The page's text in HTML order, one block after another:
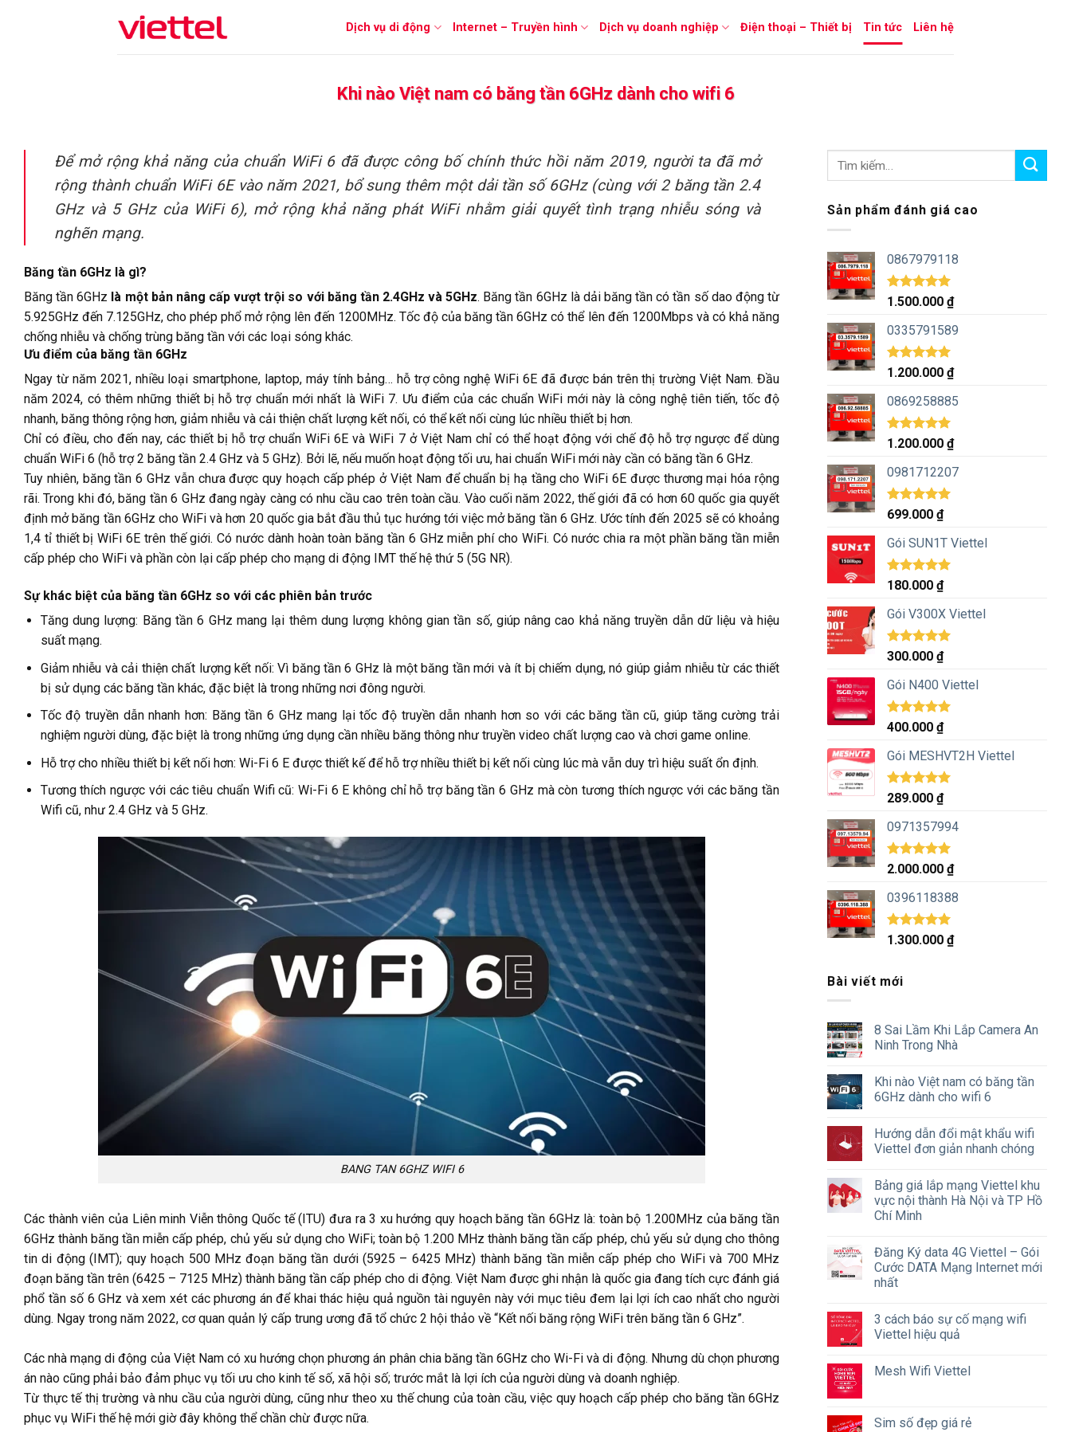
Dịch vụ di động Internet – Truyền hình Dịch vụ doanh nghiệp Điện thoại – Thiết bị Tin tức Liên hệ
Khi nào Việt nam có băng tần 6GHz dành cho wifi 6
Để mở rộng khả năng của chuẩn WiFi 6 đã được công bố chính thức hồi năm 2019, người ta đã mở
rộng thành chuẩn WiFi 6E vào năm 2021, bổ sung thêm một dải tần số 6GHz (cùng với 2 băng tần 2.4
GHz và 5 GHz của WiFi 6), mở rộng khả năng phát WiFi nhằm giải quyết tình trạng nhiễu sóng và
nghẽn mạng.
Băng tần 6GHz là gì?
Băng tần 6GHz là một bản nâng cấp vượt trội so với băng tần 2.4GHz và 5GHz. Băng tần 6GHz là dải băng tần có tần số dao động từ
5.925GHz đến 7.125GHz, cho phép phổ mở rộng lên đến 1200MHz. Tốc độ của băng tần 6GHz có thể lên đến 1200Mbps và có khả năng
chống nhiễu và chống trùng băng tần với các loại sóng khác.
Ưu điểm của băng tần 6GHz
Ngay từ năm 2021, nhiều loại smartphone, laptop, máy tính bảng… hỗ trợ công nghệ WiFi 6E đã được bán trên thị trường Việt Nam. Đầu
năm 2024, có thêm những thiết bị hỗ trợ chuẩn mới nhất là WiFi 7. Ưu điểm của các chuẩn WiFi mới này là công nghệ tiên tiến, tốc độ
nhanh, băng thông rộng hơn, giảm nhiễu và cải thiện chất lượng kết nối, có thể kết nối cùng lúc nhiều thiết bị hơn.
Chỉ có điều, cho đến nay, các thiết bị hỗ trợ chuẩn WiFi 6E và WiFi 7 ở Việt Nam chỉ có thể hoạt động với chế độ hỗ trợ ngược để dùng
chuẩn WiFi 6 (hỗ trợ 2 băng tần 2.4 GHz và 5 GHz). Bởi lẽ, nếu muốn hoạt động tối ưu, hai chuẩn WiFi mới này cần có băng tần 6 GHz.
Tuy nhiên, băng tần 6 GHz vẫn chưa được quy hoạch cấp phép ở Việt Nam để chuẩn bị hạ tầng cho WiFi 6E được thương mại hóa rộng
rãi. Trong khi đó, băng tần 6 GHz đang ngày càng có nhu cầu cao trên toàn cầu. Vào cuối năm 2022, thế giới đã có hơn 60 quốc gia quyết
định mở băng tần 6GHz cho WiFi và hơn 20 quốc gia bắt đầu thủ tục hướng tới việc mở băng tần 6 GHz. Ước tính đến 2025 sẽ có khoảng
1,4 tỉ thiết bị WiFi 6E trên thế giới. Có nước dành hoàn toàn băng tần 6 GHz miễn phí cho WiFi. Có nước chia ra một phần băng tần miễn
cấp phép cho WiFi và phần còn lại cấp phép cho mạng di động IMT thế hệ thứ 5 (5G NR).
Sự khác biệt của băng tần 6GHz so với các phiên bản trước
Tăng dung lượng: Băng tần 6 GHz mang lại thêm dung lượng không gian tần số, giúp nâng cao khả năng truyền dẫn dữ liệu và hiệu
suất mạng.
Giảm nhiễu và cải thiện chất lượng kết nối: Vì băng tần 6 GHz là một băng tần mới và ít bị chiếm dụng, nó giúp giảm nhiễu từ các thiết
bị sử dụng các băng tần khác, đặc biệt là trong những nơi đông người.
Tốc độ truyền dẫn nhanh hơn: Băng tần 6 GHz mang lại tốc độ truyền dẫn nhanh hơn so với các băng tần cũ, giúp tăng cường trải
nghiệm người dùng, đặc biệt là trong những ứng dụng cần nhiều băng thông như truyền video chất lượng cao và chơi game online.
Hỗ trợ cho nhiều thiết bị kết nối hơn: Wi-Fi 6 E được thiết kế để hỗ trợ nhiều thiết bị kết nối cùng lúc mà vẫn duy trì hiệu suất ổn định.
Tương thích ngược với các tiêu chuẩn Wifi cũ: Wi-Fi 6 E không chỉ hỗ trợ băng tần 6 GHz mà còn tương thích ngược với các băng tần
Wifi cũ, như 2.4 GHz và 5 GHz.
BANG TAN 6GHZ WIFI 6
Các thành viên của Liên minh Viễn thông Quốc tế (ITU) đưa ra 3 xu hướng quy hoạch băng tần 6GHz là: toàn bộ 1.200MHz của băng tần
6GHz thành băng tần miễn cấp phép, chủ yếu sử dụng cho WiFi; toàn bộ 1.200 MHz thành băng tần cấp phép, chủ yếu sử dụng cho thông
tin di động (IMT); quy hoạch 500 MHz đoạn băng tần dưới (5925 – 6425 MHz) thành băng tần miễn cấp phép cho WiFi và 700 MHz
đoạn băng tần trên (6425 – 7125 MHz) thành băng tần cấp phép cho di động. Việt Nam được ghi nhận là quốc gia đang tích cực đánh giá
phổ tần số 6 GHz và xem xét các phương án để khai thác hiệu quả nguồn tài nguyên này với mục tiêu đem lại lợi ích cao nhất cho người
dùng. Ngay trong năm 2022, cơ quan quản lý cấp trung ương đã tổ chức 2 hội thảo về “Kết nối băng rộng WiFi trên băng tần 6 GHz”.
Các nhà mạng di động của Việt Nam có xu hướng chọn phương án phân chia băng tần 6GHz cho Wi-Fi và di động. Nhưng dù chọn phương
án nào cũng phải bảo đảm phục vụ tối ưu cho kinh tế số, xã hội số; trước mắt là lợi ích của người dùng và doanh nghiệp.
Từ thực tế thị trường và nhu cầu của người dùng, cũng như theo xu thế chung của toàn cầu, việc quy hoạch cấp phép cho băng tần 6GHz
phục vụ WiFi thế hệ mới giờ đây không thể chần chừ được nữa.
Sản phẩm đánh giá cao
0867979118
Được xếp
5 sao
1.500.000 ₫
0335791589
Được xếp
5 sao
1.200.000 ₫
0869258885
Được xếp
5 sao
1.200.000 ₫
0981712207
Được xếp
5.00
5 sao
699.000 ₫
Gói SUN1T Viettel
Được xếp
5.00
5 sao
180.000 ₫
Gói V300X Viettel
Được xếp
5.00
5 sao
300.000 ₫
Gói N400 Viettel
Được xếp
5.00
5 sao
400.000 ₫
Gói MESHVT2H Viettel
Được xếp
5.00
5 sao
289.000 ₫
0971357994
Được xếp
5 sao
2.000.000 ₫
0396118388
Được xếp
1.300.000 ₫
Bài viết mới
8 Sai Lầm Khi Lắp Camera An
Ninh Trong Nhà
Khi nào Việt nam có băng tần
6GHz dành cho wifi 6
Hướng dẫn đổi mật khẩu wifi
Viettel đơn giản nhanh chóng
Bảng giá lắp mạng Viettel khu
vực nội thành Hà Nội và TP Hồ
Chí Minh
Đăng Ký data 4G Viettel – Gói
Cước DATA Mạng Internet mới
nhất
3 cách báo sự cố mạng wifi
Viettel hiệu quả
Mesh Wifi Viettel
Sim số đẹp giá rẻ